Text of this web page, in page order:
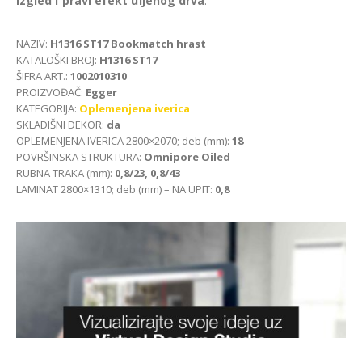
NAZIV: H1316 ST17 Bookmatch hrast
KATALOŠKI BROJ: H1316 ST17
ŠIFRA ART.: 1002010310
PROIZVOĐAČ: Egger
KATEGORIJA: Oplemenjena iverica
SKLADIŠNI DEKOR: da
OPLEMENJENA IVERICA 2800×2070; deb (mm): 18
POVRŠINSKA STRUKTURA: Omnipore Oiled
RUBNA TRAKA (mm): 0,8/23, 0,8/43
LAMINAT 2800×1310; deb (mm) – NA UPIT: 0,8